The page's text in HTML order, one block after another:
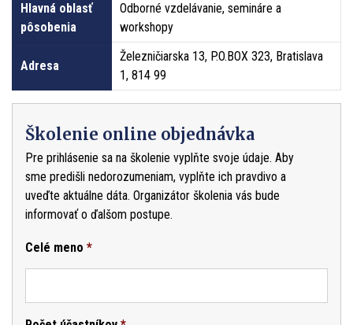
Hlavná oblasť
pôsobenia
Odborné vzdelávanie, semináre a
workshopy
Adresa
Železničiarska 13, P.O.BOX 323, Bratislava
1, 814 99
Školenie online objednávka
Pre prihlásenie sa na školenie vyplňte svoje údaje. Aby
sme predišli nedorozumeniam, vyplňte ich pravdivo a
uveďte aktuálne dáta. Organizátor školenia vás bude
informovať o ďalšom postupe.
Celé meno *